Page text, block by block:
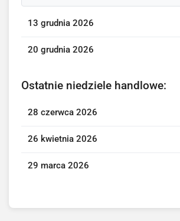
13 grudnia 2026
20 grudnia 2026
Ostatnie niedziele handlowe:
28 czerwca 2026
26 kwietnia 2026
29 marca 2026